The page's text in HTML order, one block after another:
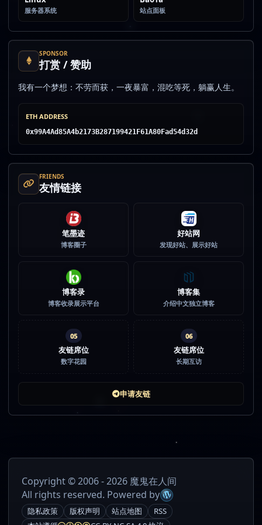
服务器系统 站点面板
SPONSOR
打赏 / 赞助
我有一个梦想：不劳而获，一夜暴富，混吃等死，躺赢人生。
ETH ADDRESS
0x99A4Ad85A4b2173B287199421F61A80Fad54d32d
FRIENDS
友情链接
笔墨迹
博客圈子
好站网
发现好站、展示好站
博客录
博客收录展示平台
博客集
介绍中文独立博客
05
友链席位
数字花园
06
友链席位
长期互访
申请友链
Copyright © 2006 - 2026 魔鬼在人间
All rights reserved. Powered by
隐私政策 版权声明 站点地图
RSS